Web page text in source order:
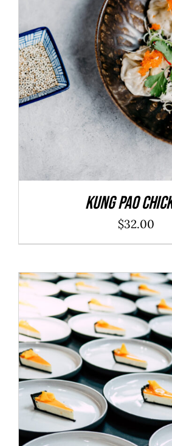
ADD TO CART /
Kung Pao
$32.00
ADD TO CART